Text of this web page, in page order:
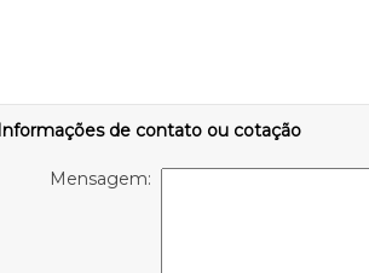
Informações de contato ou cotação
Mensagem: